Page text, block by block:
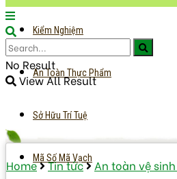
Kiểm Nghiệm
An Toàn Thực Phẩm
Sở Hữu Trí Tuệ
Mã Số Mã Vạch
No Result
View All Result
Home Tin tức An toàn vệ